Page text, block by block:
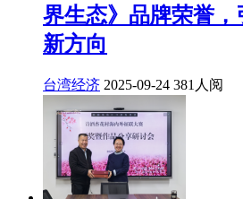
界生态》品牌荣誉
新方向
台湾经济 2025-09-24 381人阅